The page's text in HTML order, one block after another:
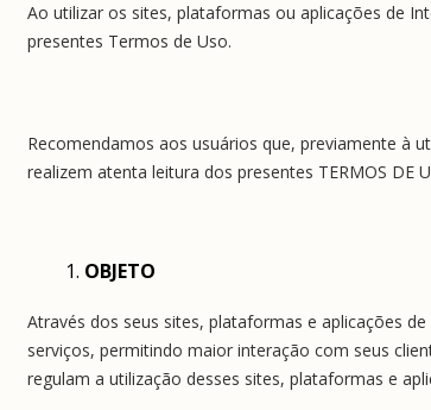
Ao utilizar os sites, plataformas ou aplicações de
presentes Termos de Uso.
Recomendamos aos usuários que, previamente à
realizem atenta leitura dos presentes TERMOS DE
OBJETO
Através dos seus sites, plataformas e aplicações de
serviços, permitindo maior interação com seus
regulam a utilização desses sites, plataformas e